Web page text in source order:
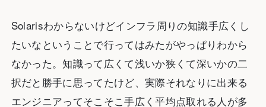
Solarisわからないけどインフラ周りの知識手広くし
たいなということで行ってはみたがやっぱりわから
なかった。知識って広くて浅いか狭くて深いかの二
択だと勝手に思ってたけど、実際それなりに出来る
エンジニアってそこそこ手広く平均点取れる人が多